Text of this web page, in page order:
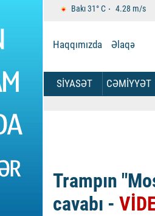
Bakı31°C 4.28 m/s
Haqqımızda Əlaqə
SİYASƏT CƏMİYYƏT
Trampın
cavabı -